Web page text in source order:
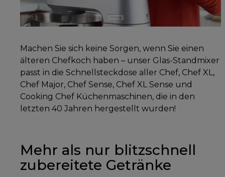
Machen Sie sich keine Sorgen, wenn Sie einen
älteren Chefkoch haben – unser Glas-Standmixer
passt in die Schnellsteckdose aller Chef, Chef XL,
Chef Major, Chef Sense, Chef XL Sense und
Cooking Chef Küchenmaschinen, die in den
letzten 40 Jahren hergestellt wurden!
Mehr als nur blitzschnell
zubereitete Getränke